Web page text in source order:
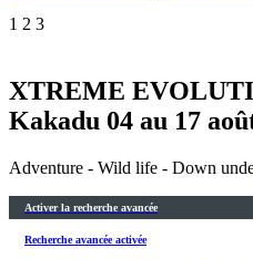
1 2 3
XTREME
Kakadu 04 au 17
Adventure - Wild life - Down
Activer la recherche avancée
Recherche avancée activée